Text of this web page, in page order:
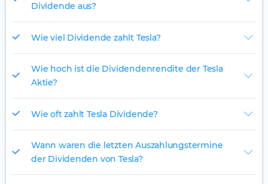
Dividende aus?
Wie viel Dividende zahlt Tesla?
Wie hoch ist die Dividendenrendite der Tesla
Aktie?
Wie oft zahlt Tesla Dividende?
Wann waren die letzten Auszahlungstermine
der Dividenden von Tesla?